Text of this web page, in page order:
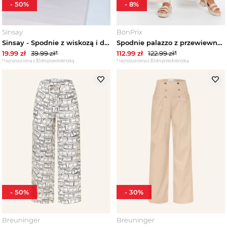
Marynarki damskie
Płaszcze damskie
Kurtki damskie
Kamizelki damskie
Swetry damskie
Bluzy damskie
Sinsay
Sinsay - Spodnie z wiskozą i domieszką lnu - brązowy
19.99 zł 39.99zł*
*najniższa cena z 30 dni przed obniżką
-50%
BonPrix
Spodnie palazzo z przewiewnej mieszanki lnu BonPrix beżowy
112.99 zł 122.99zł*
*najniższa cena z 30 dni przed obniżką
- 8%
Breuninger
-50%
Breuninger
- 30%